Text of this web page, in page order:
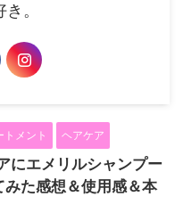
。
トメント ヘアケア
にエメリルシャンプー
みた感想＆使用感＆本